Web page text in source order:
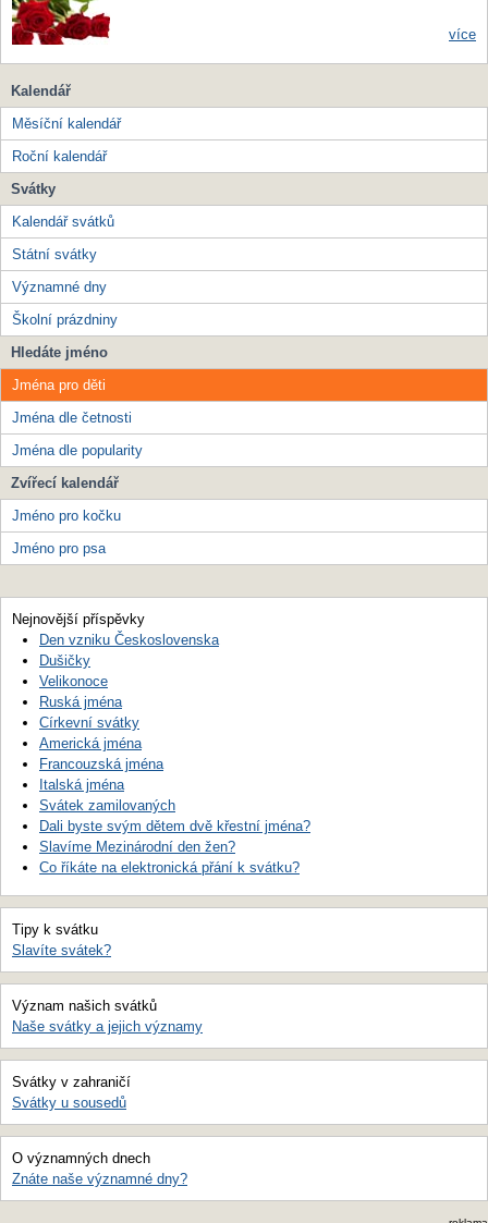
více
Kalendář
Měsíční kalendář
Roční kalendář
Svátky
Kalendář svátků
Státní svátky
Významné dny
Školní prázdniny
Hledáte jméno
Jména pro děti
Jména dle četnosti
Jména dle popularity
Zvířecí kalendář
Jméno pro kočku
Jméno pro psa
Nejnovější příspěvky
Den vzniku Československa
Dušičky
Velikonoce
Ruská jména
Církevní svátky
Americká jména
Francouzská jména
Italská jména
Svátek zamilovaných
Dali byste svým dětem dvě křestní jména?
Slavíme Mezinárodní den žen?
Co říkáte na elektronická přání k svátku?
Tipy k svátku
Slavíte svátek?
Význam našich svátků
Naše svátky a jejich významy
Svátky v zahraničí
Svátky u sousedů
O významných dnech
Znáte naše významné dny?